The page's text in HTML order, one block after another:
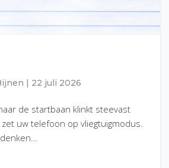
22 juli 2026
de startbaan klinkt steevast
uw telefoon op vliegtuigmodus.